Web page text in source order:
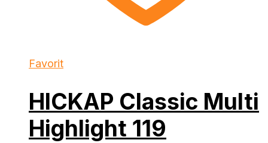
Favorit
HICKAP Classic Multi
Highlight 119